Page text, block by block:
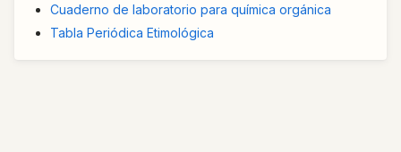
Cuaderno de laboratorio para química orgánica
Tabla Periódica Etimológica